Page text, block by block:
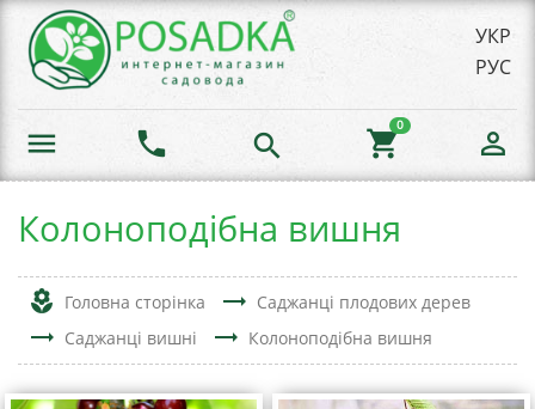
УКР
РУС
menu phone search shopping_cart
0
person_outline
Колоноподібна вишня
local_florist Головна сторінка trending_flat Саджанці плодових дерев
trending_flat Саджанці вишні trending_flat Колоноподібна вишня